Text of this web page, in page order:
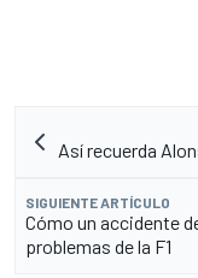
Así recuerda
SIGUIENTE ARTÍCULO
Cómo un accidente
problemas de la F1